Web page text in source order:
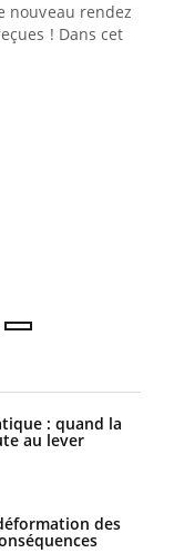
rendez-
! Dans cet
: quand la
au lever
des